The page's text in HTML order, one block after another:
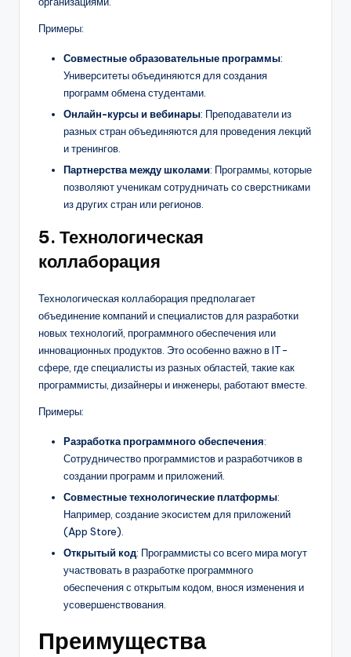
Примеры:
Совместные образовательные программы:
Университеты объединяются для создания
программ обмена студентами.
Онлайн-курсы и вебинары: Преподаватели из
разных стран объединяются для проведения лекций
и тренингов.
Партнерства между школами: Программы, которые
позволяют ученикам сотрудничать со сверстниками
из других стран или регионов.
5. Технологическая
коллаборация
Технологическая коллаборация предполагает
объединение компаний и специалистов для разработки
новых технологий, программного обеспечения или
инновационных продуктов. Это особенно важно в IT-
сфере, где специалисты из разных областей, такие как
программисты, дизайнеры и инженеры, работают вместе.
Примеры:
Разработка программного обеспечения:
Сотрудничество программистов и разработчиков в
создании программ и приложений.
Совместные технологические платформы:
Например, создание экосистем для приложений
(App Store).
Открытый код: Программисты со всего мира могут
участвовать в разработке программного
обеспечения с открытым кодом, внося изменения и
усовершенствования.
Преимущества